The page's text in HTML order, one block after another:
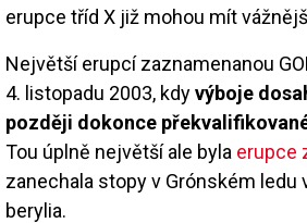
erupce tříd X již mohou mít
Největší erupcí zaznamenanou
4. listopadu 2003, kdyvýboje
později dokonce
Tou úplně největší ale byla erupce
zanechala stopy v Grónském ledu
berylia.